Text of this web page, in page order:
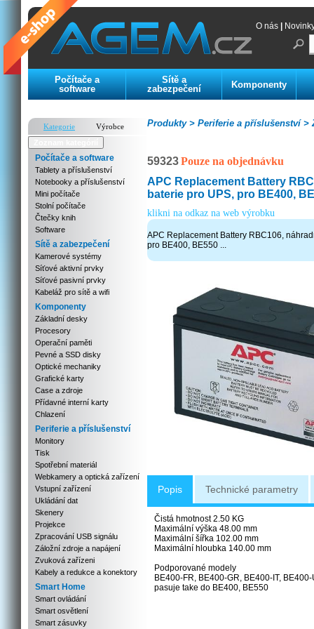
O nás
Počítače a
software
Sítě a
zabezpečení
Komponenty
Kategorie
Výrobce
Počítače a software
Tablety a příslušenství
Notebooky a příslušenství
Mini počítače
Stolní počítače
Čtečky knih
Software
Sítě a zabezpečení
Kamerové systémy
Síťové aktivní prvky
Síťové pasivní prvky
Kabeláž pro sítě a wifi
Komponenty
Základní desky
Procesory
Operační paměti
Pevné a SSD disky
Optické mechaniky
Grafické karty
Case a zdroje
Přídavné interní karty
Chlazení
Periferie a příslušenství
Monitory
Tisk
Spotřební materiál
Webkamery a optická zařízení
Vstupní zařízení
Ukládání dat
Skenery
Projekce
Zpracování USB signálu
Záložní zdroje a napájení
Zvuková zařízeni
Kabely a redukce a konektory
Smart Home
Smart ovládání
Smart osvětlení
Smart zásuvky
Periferie a příslušenství >
Produkty >
59323Pouze na objednávku
APC Replacement Battery
baterie pro UPS, pro BE400,
klikni na odkaz na web výrobku
APC Replacement Battery RBC106,
pro BE400, BE550 ...
Popis Technické parametry
Čistá hmotnost 2.50 KG
Maximální výška 48.00 mm
Maximální šířka 102.00 mm
Maximální hloubka 140.00 mm
Podporované modely
BE400-FR, BE400-GR, BE400-IT, BE400-
pasuje take do BE400, BE550